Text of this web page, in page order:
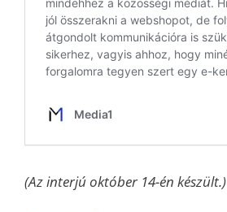
(Az interjú október 14-én készült.)